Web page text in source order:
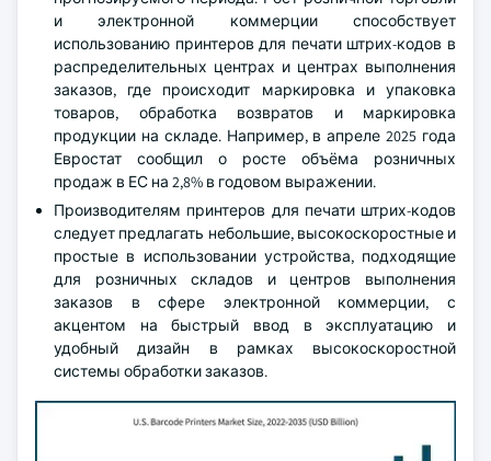
и электронной коммерции способствует
использованию принтеров для печати штрих-кодов в
распределительных центрах и центрах выполнения
заказов, где происходит маркировка и упаковка
товаров, обработка возвратов и маркировка
продукции на складе. Например, в апреле 2025 года
Евростат сообщил о росте объёма розничных
продаж в ЕС на 2,8% в годовом выражении.
Производителям принтеров для печати штрих-кодов
следует предлагать небольшие, высокоскоростные и
простые в использовании устройства, подходящие
для розничных складов и центров выполнения
заказов в сфере электронной коммерции, с
акцентом на быстрый ввод в эксплуатацию и
удобный дизайн в рамках высокоскоростной
системы обработки заказов.